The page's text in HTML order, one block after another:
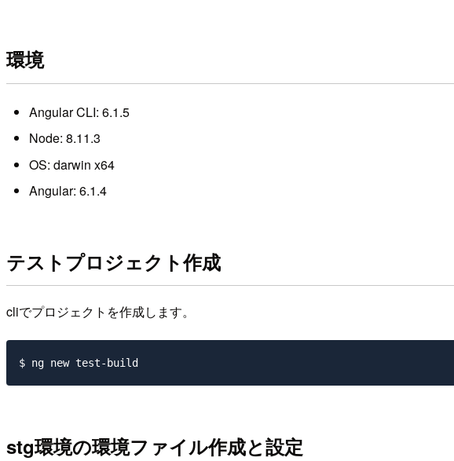
環境
Angular CLI: 6.1.5
Node: 8.11.3
OS: darwin x64
Angular: 6.1.4
テストプロジェクト作成
cliでプロジェクトを作成します。
stg環境の環境ファイル作成と設定